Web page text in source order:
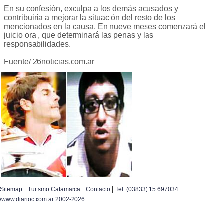
En su confesión, exculpa a los demás acusados y
contribuiría a mejorar la situación del resto de los
mencionados en la causa. En nueve meses comenzará el
juicio oral, que determinará las penas y las
responsabilidades.
Fuente/ 26noticias.com.ar
Sitemap | Turismo Catamarca | Contacto | Tel. (03833) 15 697034 |
/www.diarioc.com.ar 2002-2026